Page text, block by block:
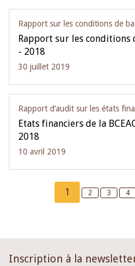
Rapport sur les conditions de
Rapport sur les conditions
- 2018
30 juillet 2019
Rapport d‘audit sur les états
Etats financiers de la
2018
10 avril 2019
Current
page
1 Page
2 Page
3 4
Inscription à la